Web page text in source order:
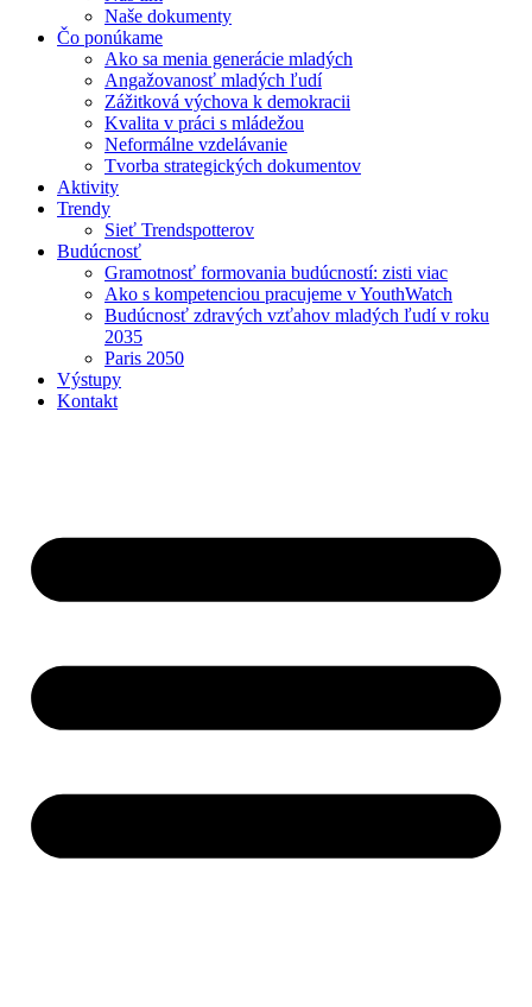
Naše dokumenty
Čo ponúkame
Ako sa menia generácie mladých
Angažovanosť mladých ľudí
Zážitková výchova k demokracii
Kvalita v práci s mládežou
Neformálne vzdelávanie
Tvorba strategických dokumentov
Aktivity
Trendy
Sieť Trendspotterov
Budúcnosť
Gramotnosť formovania budúcností: zisti viac
Ako s kompetenciou pracujeme v YouthWatch
Budúcnosť zdravých vzťahov mladých ľudí v roku
2035
Paris 2050
Výstupy
Kontakt